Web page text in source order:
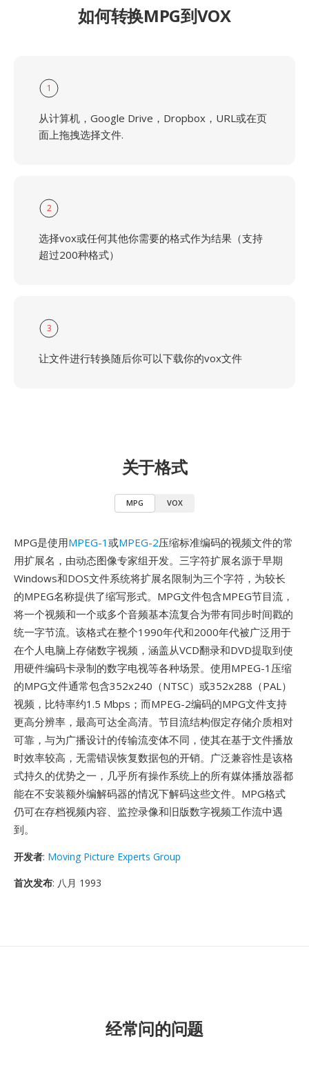
如何转换MPG到VOX
1
从计算机，Google Drive，Dropbox，URL或在页
面上拖拽选择文件.
2
选择vox或任何其他你需要的格式作为结果（支持
超过200种格式）
3
让文件进行转换随后你可以下载你的vox文件
关于格式
MPG VOX
MPG是使用MPEG-1 或MPEG-2压缩标准编码的视频文件的常
用扩展名，由动态图像专家组开发。三字符扩展名源于早期
Windows和DOS文件系统将扩展名限制为三个字符，为较长
的MPEG名称提供了缩写形式。MPG文件包含MPEG节目流，
将一个视频和一个或多个音频基本流复合为带有同步时间戳的
统一字节流。该格式在整个1990年代和2000年代被广泛用于
在个人电脑上存储数字视频，涵盖从VCD翻录和DVD提取到使
用硬件编码卡录制的数字电视等各种场景。使用MPEG-1压缩
的MPG文件通常包含352x240（NTSC）或352x288（PAL）
视频，比特率约1.5 Mbps；而MPEG-2编码的MPG文件支持
更高分辨率，最高可达全高清。节目流结构假定存储介质相对
可靠，与为广播设计的传输流变体不同，使其在基于文件播放
时效率较高，无需错误恢复数据包的开销。广泛兼容性是该格
式持久的优势之一，几乎所有操作系统上的所有媒体播放器都
能在不安装额外编解码器的情况下解码这些文件。MPG格式
仍可在存档视频内容、监控录像和旧版数字视频工作流中遇
到。
开发者: Moving Picture Experts Group
首次发布: 八月 1993
经常问的问题